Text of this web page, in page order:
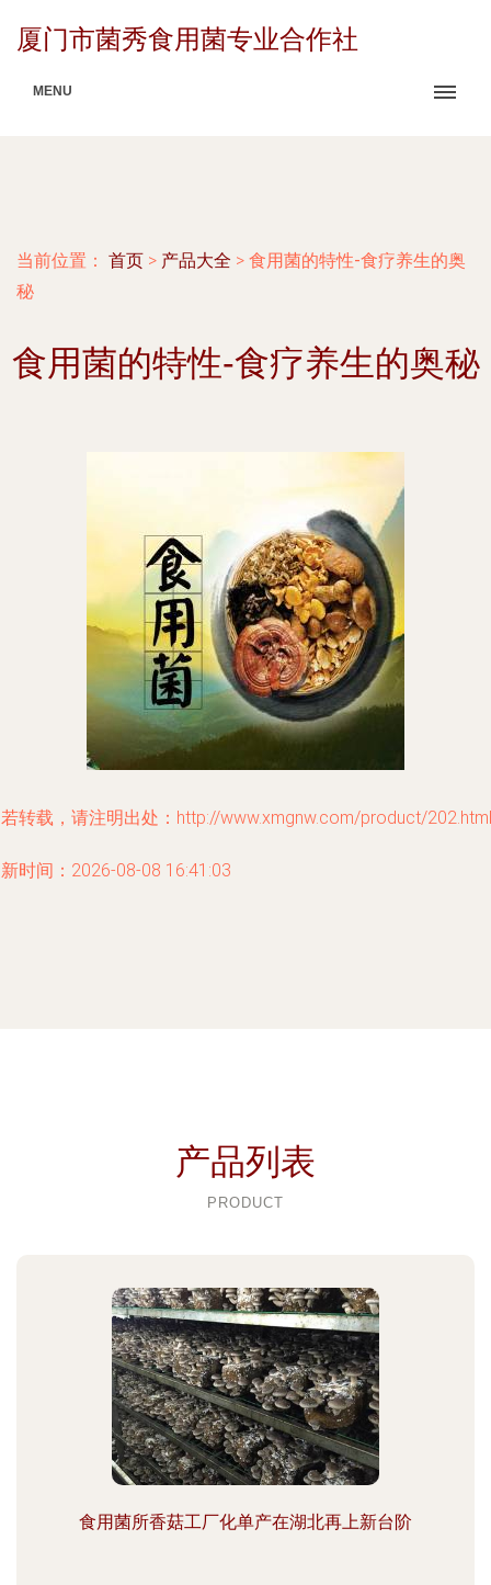
厦门市菌秀食用菌专业合作社
MENU
当前位置： 首页 > 产品大全 > 食用菌的特性-食疗养生的奥
秘
食用菌的特性-食疗养生的奥秘
转载，请注明出处：http://www.xmgnw.com/product/202.html
时间：2026-08-08 16:41:03
产品列表
PRODUCT
食用菌所香菇工厂化单产在湖北再上新台阶